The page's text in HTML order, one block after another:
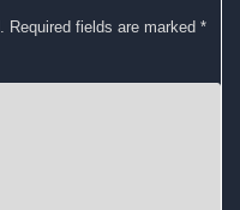
Required fields are marked *